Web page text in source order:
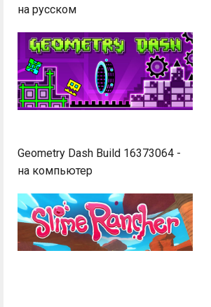
на русском
Geometry Dash Build 16373064 -
на компьютер